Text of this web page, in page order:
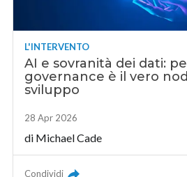
L'INTERVENTO
AI e sovranità dei dati:
governance è il vero
sviluppo
28 Apr 2026
di Michael Cade
Condividi